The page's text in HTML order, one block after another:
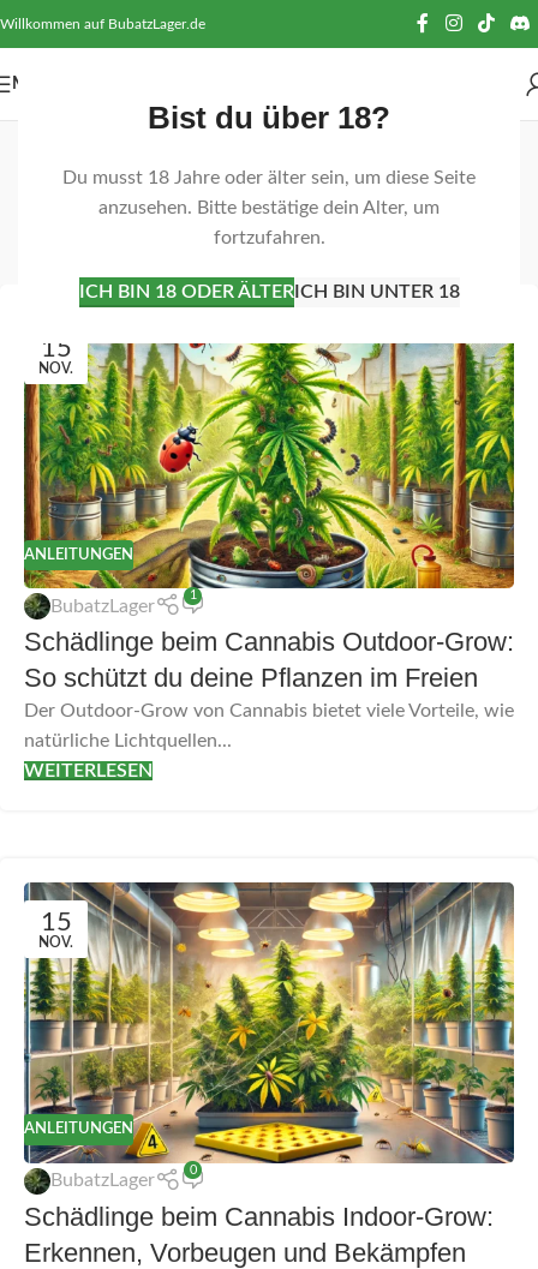
Bist du über 18?
Du musst 18 Jahre oder älter sein, um diese Seite
anzusehen. Bitte bestätige dein Alter, um
fortzufahren.
ICH BIN 18 ODER ÄLTERICH BIN UNTER 18
Willkommen auf BubatzLager.de
MENÜ
Schädlingsbekämpfung
Beiträge mit Schlagwort "biologische
15
NOV.
ANLEITUNGEN
BubatzLager
1
Schädlinge beim Cannabis Outdoor-Grow:
So schützt du deine Pflanzen im Freien
Der Outdoor-Grow von Cannabis bietet viele Vorteile, wie
natürliche Lichtquellen...
WEITERLESEN
15
NOV.
ANLEITUNGEN
BubatzLager
0
Schädlinge beim Cannabis Indoor-Grow:
Erkennen, Vorbeugen und Bekämpfen